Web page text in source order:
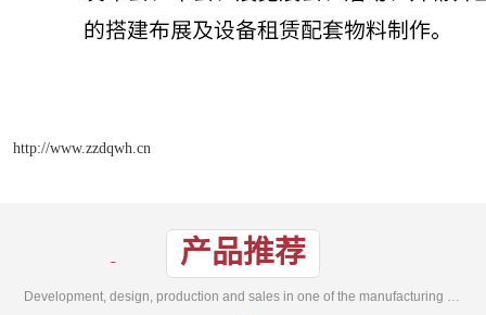
http://www.zzdqwh.cn
产品推荐